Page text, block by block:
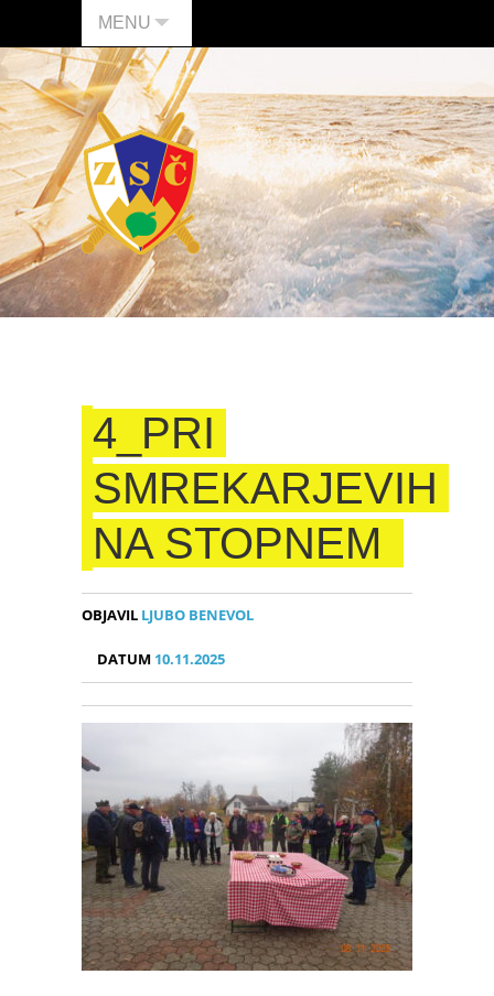
MENU
4_PRI
SMREKARJEVIH
NA STOPNEM
OBJAVIL LJUBO BENEVOL
DATUM 10.11.2025